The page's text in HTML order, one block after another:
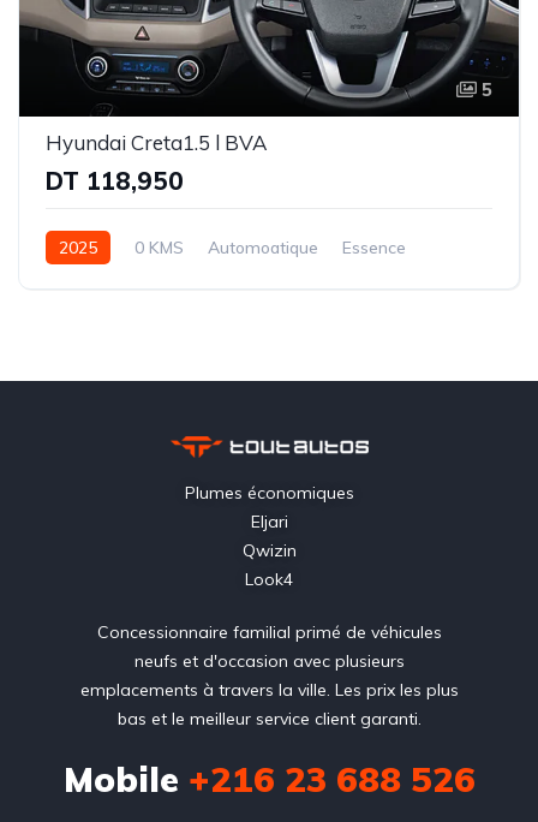
5
Hyundai Creta1.5 l BVA
DT 118,950
2025 0 KMS Automoatique
Essence
Plumes économiques
Eljari
Qwizin
Look4
Concessionnaire familial primé de véhicules
neufs et d'occasion avec plusieurs
emplacements à travers la ville. Les prix les plus
bas et le meilleur service client garanti.
Mobile +216 23 688 526